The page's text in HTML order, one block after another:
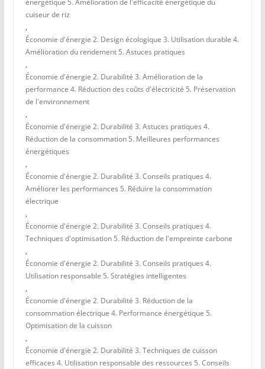
énergétique 5. Amélioration de l'efficacité énergétique du
cuiseur de riz
,
Économie d'énergie 2. Design écologique 3. Utilisation durable 4.
Amélioration du rendement 5. Astuces pratiques
,
Économie d'énergie 2. Durabilité 3. Amélioration de la
performance 4. Réduction des coûts d'électricité 5. Préservation
de l'environnement
,
Économie d'énergie 2. Durabilité 3. Astuces pratiques 4.
Réduction de la consommation 5. Meilleures performances
énergétiques
,
Économie d'énergie 2. Durabilité 3. Conseils pratiques 4.
Améliorer les performances 5. Réduire la consommation
électrique
,
Économie d'énergie 2. Durabilité 3. Conseils pratiques 4.
Techniques d'optimisation 5. Réduction de l'empreinte carbone
,
Économie d'énergie 2. Durabilité 3. Conseils pratiques 4.
Utilisation responsable 5. Stratégies intelligentes
,
Économie d'énergie 2. Durabilité 3. Réduction de la
consommation électrique 4. Performance énergétique 5.
Optimisation de la cuisson
,
Économie d'énergie 2. Durabilité 3. Techniques de cuisson
efficaces 4. Utilisation responsable des ressources 5. Conseils